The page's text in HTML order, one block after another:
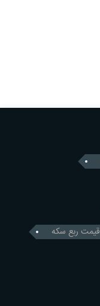
ربع سکه